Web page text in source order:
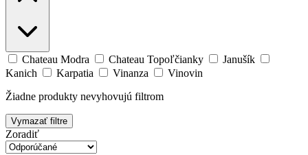
Chateau Modra Chateau Topoľčianky
Janušík
Kanich
Karpatia Vinanza
Vinovin
Žiadne produkty nevyhovujú filtrom
Vymazať filtre
Zoradiť